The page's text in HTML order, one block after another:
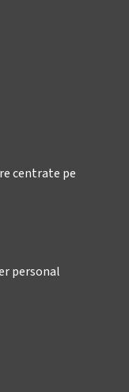
centrate pe
personal